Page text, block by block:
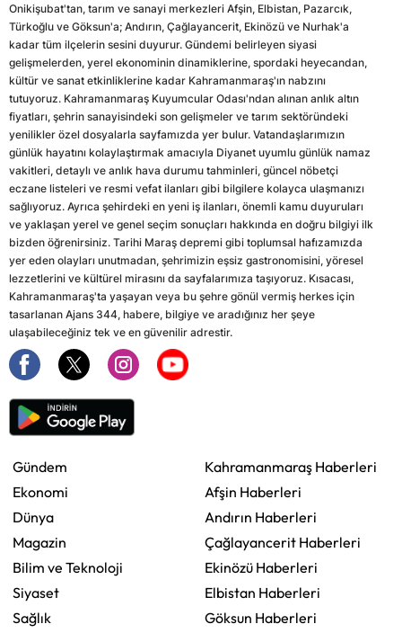
Onikişubat'tan, tarım ve sanayi merkezleri Afşin, Elbistan, Pazarcık,
Türkoğlu ve Göksun'a; Andırın, Çağlayancerit, Ekinözü ve Nurhak'a
kadar tüm ilçelerin sesini duyurur. Gündemi belirleyen siyasi
gelişmelerden, yerel ekonominin dinamiklerine, spordaki heyecandan,
kültür ve sanat etkinliklerine kadar Kahramanmaraş'ın nabzını
tutuyoruz. Kahramanmaraş Kuyumcular Odası'ndan alınan anlık altın
fiyatları, şehrin sanayisindeki son gelişmeler ve tarım sektöründeki
yenilikler özel dosyalarla sayfamızda yer bulur. Vatandaşlarımızın
günlük hayatını kolaylaştırmak amacıyla Diyanet uyumlu günlük namaz
vakitleri, detaylı ve anlık hava durumu tahminleri, güncel nöbetçi
eczane listeleri ve resmi vefat ilanları gibi bilgilere kolayca ulaşmanızı
sağlıyoruz. Ayrıca şehirdeki en yeni iş ilanları, önemli kamu duyuruları
ve yaklaşan yerel ve genel seçim sonuçları hakkında en doğru bilgiyi ilk
bizden öğrenirsiniz. Tarihi Maraş depremi gibi toplumsal hafızamızda
yer eden olayları unutmadan, şehrimizin eşsiz gastronomisini, yöresel
lezzetlerini ve kültürel mirasını da sayfalarımıza taşıyoruz. Kısacası,
Kahramanmaraş'ta yaşayan veya bu şehre gönül vermiş herkes için
tasarlanan Ajans 344, habere, bilgiye ve aradığınız her şeye
ulaşabileceğiniz tek ve en güvenilir adrestir.
Gündem
Ekonomi
Dünya
Magazin
Bilim ve Teknoloji
Siyaset
Sağlık
Kahramanmaraş Haberleri
Afşin Haberleri
Andırın Haberleri
Çağlayancerit Haberleri
Ekinözü Haberleri
Elbistan Haberleri
Göksun Haberleri